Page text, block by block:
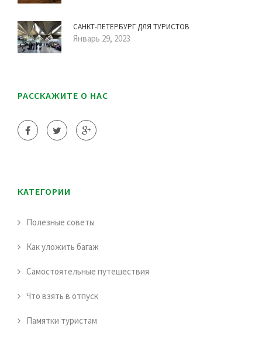
САНКТ-ПЕТЕРБУРГ ДЛЯ ТУРИСТОВ
Январь 29, 2023
РАССКАЖИТЕ О НАС
КАТЕГОРИИ
Полезные советы
Как уложить багаж
Самостоятельные путешествия
Что взять в отпуск
Памятки туристам